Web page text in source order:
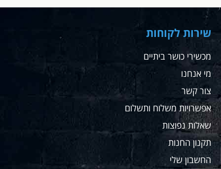
שירות לקוחות
מכשירי כושר ביתיים
מי אנחנו
צור קשר
אפשרויות משלוח ותשלום
שאלות נפוצות
תקנון החנות
החשבון שלי